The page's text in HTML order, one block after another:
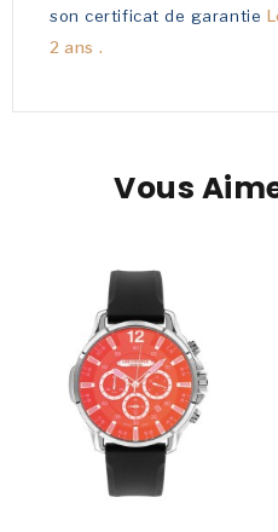
son certificat de garantie
2 ans .
Vous